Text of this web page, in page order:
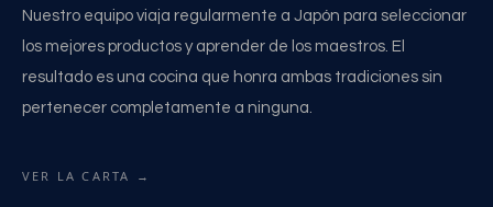
Nuestro equipo viaja regularmente a Japón para seleccionar
los mejores productos y aprender de los maestros. El
resultado es una cocina que honra ambas tradiciones sin
pertenecer completamente a ninguna.
VER LA CARTA →